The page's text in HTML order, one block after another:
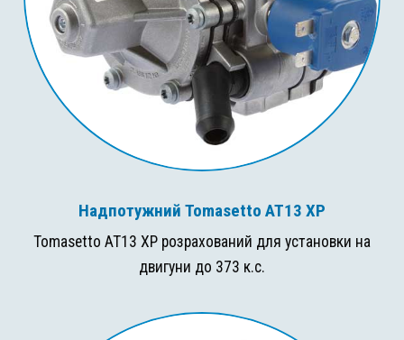
Надпотужний Tomasetto AT13 XP
Tomasetto AT13 XP розрахований для установки на
двигуни до 373 к.с.